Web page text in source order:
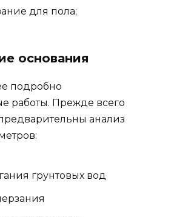
для пола;
основания
подробно
работы. Прежде всего
анализ
грунтовых вод